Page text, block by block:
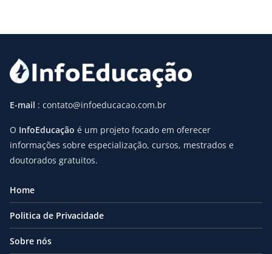
E-mail : contato@infoeducacao.com.br
O InfoEducação é um projeto focado em oferecer
informações sobre especialização, cursos, mestrados e
doutorados gratuitos.
Home
Politica de Privacidade
Sobre nós